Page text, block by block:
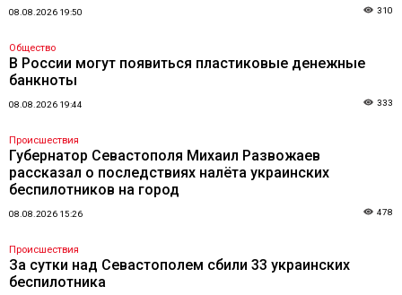
08.08.2026 19:50 310
Общество
В России могут появиться пластиковые денежные
банкноты
08.08.2026 19:44 333
Происшествия
Губернатор Севастополя Михаил Развожаев
рассказал о последствиях налёта украинских
беспилотников на город
08.08.2026 15:26 478
Происшествия
За сутки над Севастополем сбили 33 украинских
беспилотника